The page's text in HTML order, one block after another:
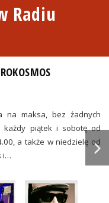
Radiu
na maksa, bez żadnych
każdy piątek i sobotę od
a także w niedzielę od
i…